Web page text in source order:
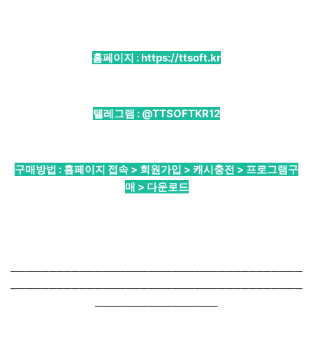
홈페이지 :https://ttsoft.kr
텔레그램 : @TTSOFTKR12
구매방법 : 홈페이지 접속 > 회원가입 > 캐시충전 > 프로그램구
매 > 다운로드
──────────────────────────────────────
──────────────────────────────────────
────────────────